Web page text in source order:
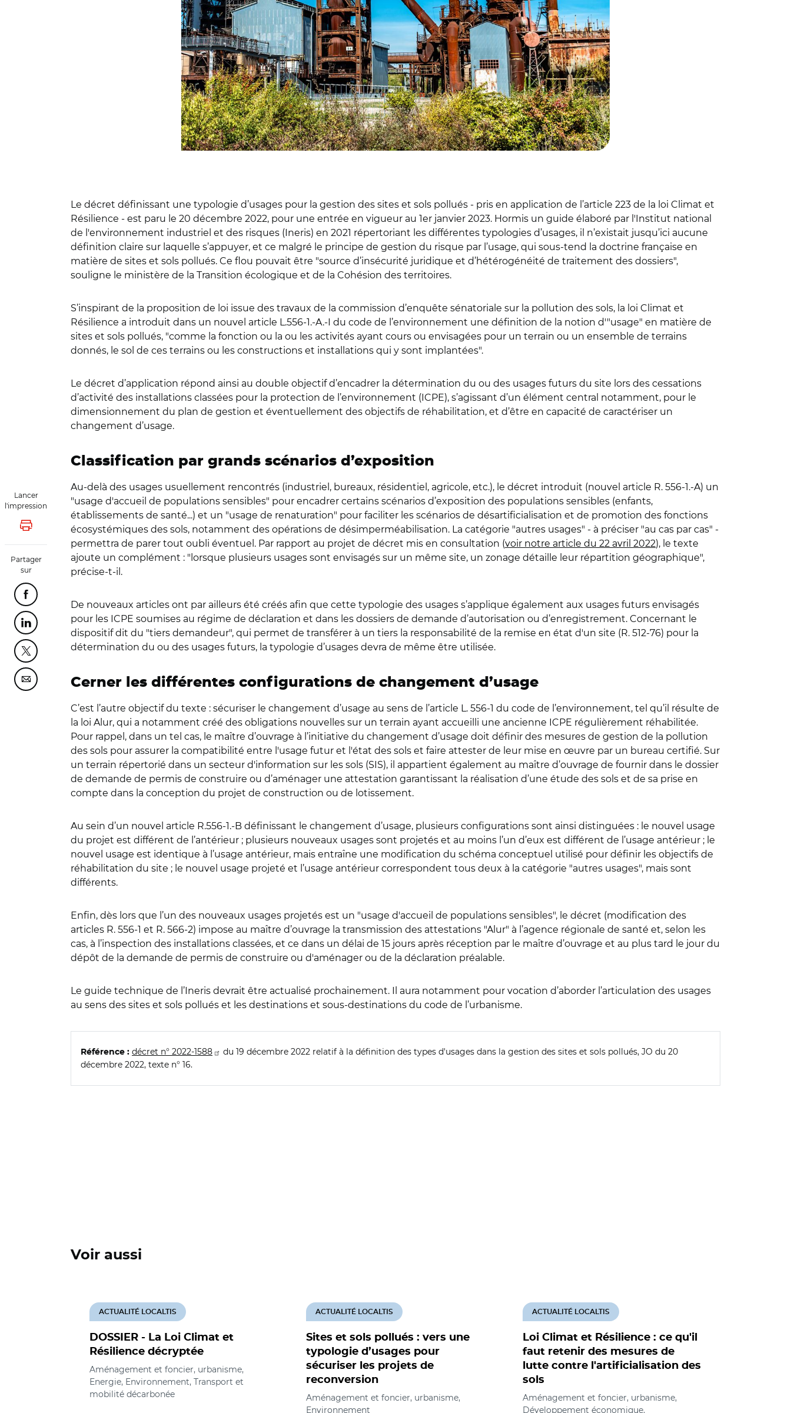
Lancer
l'impression
Lancer l'impression
Partager
sur
Partager cette page sur Facebook
Partager cette page sur Linkedin
Partager cette page sur Twitter
Partager cette page sur Courriel
Le décret définissant une typologie d’usages pour la gestion des sites et sols pollués - pris en application de l’article 223 de la loi Climat et
Résilience - est paru le 20 décembre 2022, pour une entrée en vigueur au 1er janvier 2023. Hormis un guide élaboré par l'Institut national
de l'environnement industriel et des risques (Ineris) en 2021 répertoriant les différentes typologies d’usages, il n’existait jusqu’ici aucune
définition claire sur laquelle s’appuyer, et ce malgré le principe de gestion du risque par l’usage, qui sous-tend la doctrine française en
matière de sites et sols pollués. Ce flou pouvait être "source d’insécurité juridique et d’hétérogénéité de traitement des dossiers",
souligne le ministère de la Transition écologique et de la Cohésion des territoires.
S’inspirant de la proposition de loi issue des travaux de la commission d’enquête sénatoriale sur la pollution des sols, la loi Climat et
Résilience a introduit dans un nouvel article L.556-1.-A.-I du code de l’environnement une définition de la notion d'"usage" en matière de
sites et sols pollués, "comme la fonction ou la ou les activités ayant cours ou envisagées pour un terrain ou un ensemble de terrains
donnés, le sol de ces terrains ou les constructions et installations qui y sont implantées".
Le décret d’application répond ainsi au double objectif d’encadrer la détermination du ou des usages futurs du site lors des cessations
d’activité des installations classées pour la protection de l’environnement (ICPE), s’agissant d’un élément central notamment, pour le
dimensionnement du plan de gestion et éventuellement des objectifs de réhabilitation, et d’être en capacité de caractériser un
changement d’usage.
Classification par grands scénarios d’exposition
Au-delà des usages usuellement rencontrés (industriel, bureaux, résidentiel, agricole, etc.), le décret introduit (nouvel article R. 556-1.-A) un
"usage d'accueil de populations sensibles" pour encadrer certains scénarios d’exposition des populations sensibles (enfants,
établissements de santé...) et un "usage de renaturation" pour faciliter les scénarios de désartificialisation et de promotion des fonctions
écosystémiques des sols, notamment des opérations de désimperméabilisation. La catégorie "autres usages" - à préciser "au cas par cas" -
permettra de parer tout oubli éventuel. Par rapport au projet de décret mis en consultation (voir notre article du 22 avril 2022), le texte
ajoute un complément : "lorsque plusieurs usages sont envisagés sur un même site, un zonage détaille leur répartition géographique",
précise-t-il.
De nouveaux articles ont par ailleurs été créés afin que cette typologie des usages s’applique également aux usages futurs envisagés
pour les ICPE soumises au régime de déclaration et dans les dossiers de demande d’autorisation ou d’enregistrement. Concernant le
dispositif dit du "tiers demandeur", qui permet de transférer à un tiers la responsabilité de la remise en état d'un site (R. 512-76) pour la
détermination du ou des usages futurs, la typologie d’usages devra de même être utilisée.
Cerner les différentes configurations de changement d’usage
C’est l’autre objectif du texte : sécuriser le changement d’usage au sens de l’article L. 556-1 du code de l’environnement, tel qu’il résulte de
la loi Alur, qui a notamment créé des obligations nouvelles sur un terrain ayant accueilli une ancienne ICPE régulièrement réhabilitée.
Pour rappel, dans un tel cas, le maître d’ouvrage à l’initiative du changement d’usage doit définir des mesures de gestion de la pollution
des sols pour assurer la compatibilité entre l'usage futur et l'état des sols et faire attester de leur mise en œuvre par un bureau certifié. Sur
un terrain répertorié dans un secteur d'information sur les sols (SIS), il appartient également au maître d’ouvrage de fournir dans le dossier
de demande de permis de construire ou d’aménager une attestation garantissant la réalisation d’une étude des sols et de sa prise en
compte dans la conception du projet de construction ou de lotissement.
Au sein d’un nouvel article R.556-1.-B définissant le changement d’usage, plusieurs configurations sont ainsi distinguées : le nouvel usage
du projet est différent de l’antérieur ; plusieurs nouveaux usages sont projetés et au moins l’un d’eux est différent de l’usage antérieur ; le
nouvel usage est identique à l’usage antérieur, mais entraîne une modification du schéma conceptuel utilisé pour définir les objectifs de
réhabilitation du site ; le nouvel usage projeté et l’usage antérieur correspondent tous deux à la catégorie "autres usages", mais sont
différents.
Enfin, dès lors que l’un des nouveaux usages projetés est un "usage d'accueil de populations sensibles", le décret (modification des
articles R. 556-1 et R. 566-2) impose au maître d’ouvrage la transmission des attestations "Alur" à l’agence régionale de santé et, selon les
cas, à l’inspection des installations classées, et ce dans un délai de 15 jours après réception par le maître d’ouvrage et au plus tard le jour du
dépôt de la demande de permis de construire ou d'aménager ou de la déclaration préalable.
Le guide technique de l’Ineris devrait être actualisé prochainement. Il aura notamment pour vocation d’aborder l’articulation des usages
au sens des sites et sols pollués et les destinations et sous-destinations du code de l’urbanisme.
Référence : décret n° 2022-1588
du 19 décembre 2022 relatif à la définition des types d'usages dans la gestion des sites et sols pollués, JO du 20
décembre 2022, texte n° 16.
Voir aussi
DOSSIER - La Loi Climat et
Résilience décryptée
ACTUALITÉ LOCALTIS
Aménagement et foncier, urbanisme,
Energie, Environnement, Transport et
mobilité décarbonée
Sites et sols pollués : vers une
typologie d’usages pour
sécuriser les projets de
reconversion
ACTUALITÉ LOCALTIS
Aménagement et foncier, urbanisme,
Environnement
Loi Climat et Résilience : ce qu'il
faut retenir des mesures de
lutte contre l'artificialisation des
sols
ACTUALITÉ LOCALTIS
Aménagement et foncier, urbanisme,
Développement économique,